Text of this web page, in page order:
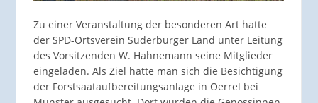
Zu einer Veranstaltung der besonderen Art hatte
der SPD-Ortsverein Suderburger Land unter Leitung
des Vorsitzenden W. Hahnemann seine Mitglieder
eingeladen. Als Ziel hatte man sich die Besichtigung
der Forstsaataufbereitungsanlage in Oerrel bei